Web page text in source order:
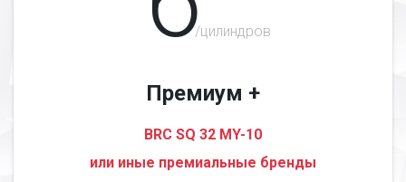
/цилиндров
Премиум +
BRC SQ 32 MY-10
или иные премиальные бренды